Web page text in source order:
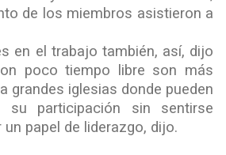
de los miembros asistieron a
en el trabajo también, así, dijo
poco tiempo libre son más
grandes iglesias donde pueden
su participación sin sentirse
papel de liderazgo, dijo.